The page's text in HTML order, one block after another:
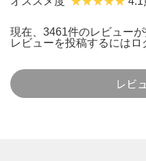
現在、3461件のレビューが
レビューを投稿するには ロ
レビ